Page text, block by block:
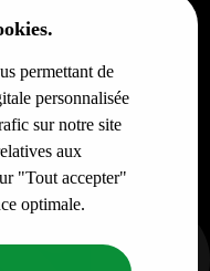
permettant de
personnalisée
sur notre site
aux
"Tout accepter"
optimale.